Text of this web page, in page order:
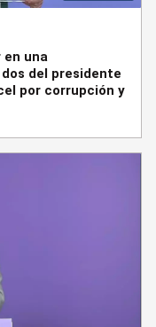
en una
del presidente
por corrupción y